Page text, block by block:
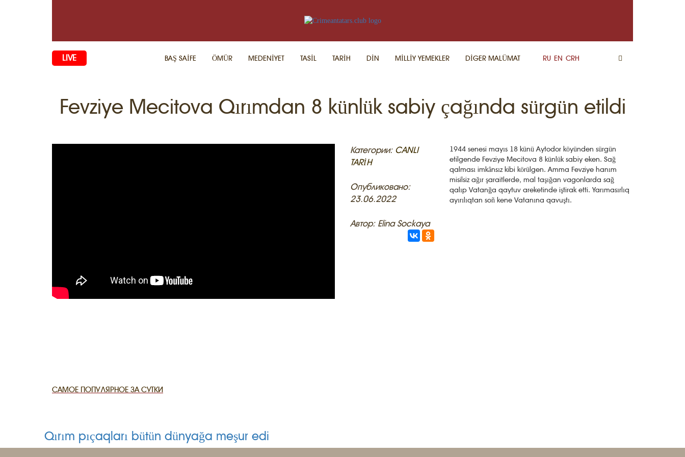
LIVE BAŞ SAİFE ÖMÜR MEDENİYET TASİL TARİH DİN MİLLİY YEMEKLER DİGER MALÜMAT RU EN CRH
Fevziye Mecitova Qırımdan 8 künlük sabiy çağında sürgün etildi
Категории: CANLI
TARİH
Опубликовано:
23.06.2022
Автор: Elina Sockaya
1944 senesi mayıs 18 künü Aytodor köyünden sürgün
etilgende Fevziye Mecitova 8 künlük sabiy eken. Sağ
qalması imkânsız kibi körülgen. Amma Fevziye hanım
misilsiz ağır şaraitlerde, mal taşığan vagonlarda sağ
qalıp Vatanğa qaytuv areketinde iştirak etti. Yarımasırlıq
ayırılıqtan soñ kene Vatanına qavuştı.
САМОЕ ПОПУЛЯРНОЕ ЗА СУТКИ
Qırım pıçaqları bütün dünyağa meşur edi